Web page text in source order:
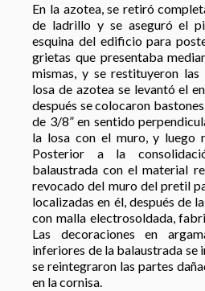
En la azotea, se retiró
de ladrillo y se aseguró el
esquina del edificio para
grietas que presentaba
mismas, y se restituyeron las
losa de azotea se levantó el
después se colocaron
de 3/8” en sentido
la losa con el muro, y luego
Posterior a la
balaustrada con el material
revocado del muro del pretil
localizadas en él, después de
con malla electrosoldada,
Las decoraciones en
inferiores de la balaustrada se
se reintegraron las partes
en la cornisa.